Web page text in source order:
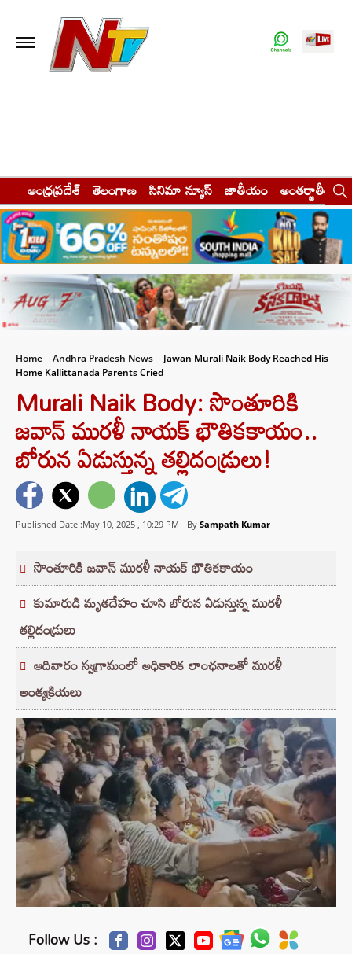
ఆంధ్రప్రదేశ్ తెలంగాణ సినిమా న్యూస్ జాతీయం అంతర్జాతీయం
Home Andhra Pradesh News
Jawan Murali Naik Body Reached His
Home Kallittanada Parents Cried
Murali Naik Body: సొంతూరికి
జవాన్ మురళీ నాయక్ భౌతికకాయం..
బోరున ఏడుస్తున్న తల్లిదండ్రులు!
Published Date :May 10, 2025 , 10:29 PM By Sampath Kumar
సొంతూరికి జవాన్ మురళీ నాయక్ భౌతికకాయం
కుమారుడి మృతదేహం చూసి బోరున ఏడుస్తున్న మురళీ
తల్లిదండ్రులు
ఆదివారం స్వగ్రామంలో అధికారిక లాంఛనాలతో మురళీ
అంత్యక్రియలు
Follow Us :